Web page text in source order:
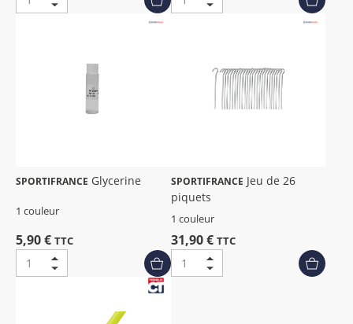
SPORTIFRANCE Glycerine
1 couleur
5,90 € TTC
SPORTIFRANCE
piquets
1 couleur
31,90 € TTC